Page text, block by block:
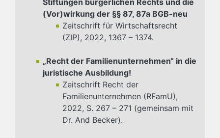
Stiftungen bürgerlichen Rechts und die
(Vor)wirkung der §§ 87, 87a BGB-neu
Zeitschrift für Wirtschaftsrecht
(ZIP), 2022, 1367 – 1374.
„Recht der Familienunternehmen“ in die
juristische Ausbildung!
Zeitschrift Recht der
Familienunternehmen (RFamU),
2022, S. 267 – 271 (gemeinsam mit
Dr. And Becker).